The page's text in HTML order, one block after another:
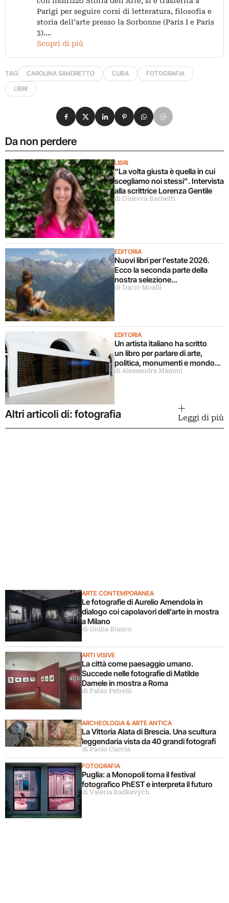
Parigi per seguire corsi di letteratura, filosofia e
storia dell’arte presso la Sorbonne (Paris I e Paris
3).…
Scopri di più
TAG CAROLINA SANDRETTO CUBA
FOTOGRAFIA
LIBRI
Da non perdere
LIBRI
“La volta giusta è quella in cui
scegliamo noi stessi”. Intervista
alla scrittrice Lorenza Gentile
di Ginevra Barbetti
EDITORIA
Nuovi libri per l’estate 2026.
Ecco la seconda parte della
nostra selezione…
di Dario Moalli
EDITORIA
Un artista italiano ha scritto
un libro per parlare di arte,
politica, monumenti e mondo
militare
di Alessandra Mammì
Condividi su Facebook
Condividi su X
Condividi su LinkedIn
Condividi su Pinterest
Condividi su WhatsApp
Condividi su Email
Altri articoli di: fotografia Leggi di più
ARTE CONTEMPORANEA
Le fotografie di Aurelio Amendola in
dialogo coi capolavori dell’arte in mostra
a Milano
di Giulia Bianco
ARTI VISIVE
La città come paesaggio umano.
Succede nelle fotografie di Matilde
Damele in mostra a Roma
di Fabio Petrelli
ARCHEOLOGIA & ARTE ANTICA
La Vittoria Alata di Brescia. Una scultura
leggendaria vista da 40 grandi fotografi
di Paolo Cuccia
FOTOGRAFIA
Puglia: a Monopoli torna il festival
fotografico PhEST e interpreta il futuro
di Valeria Radkevych